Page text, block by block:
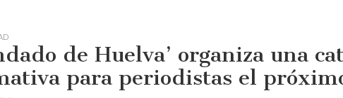
de Huelva’ organiza una
para periodistas el